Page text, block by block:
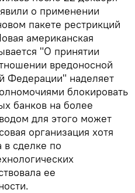
о применении
пакете рестрикций
американская
"О принятии
вредоносной
Федерации" наделяет
блокировать
банков на более
для этого может
организация хотя
в сделке по
ее